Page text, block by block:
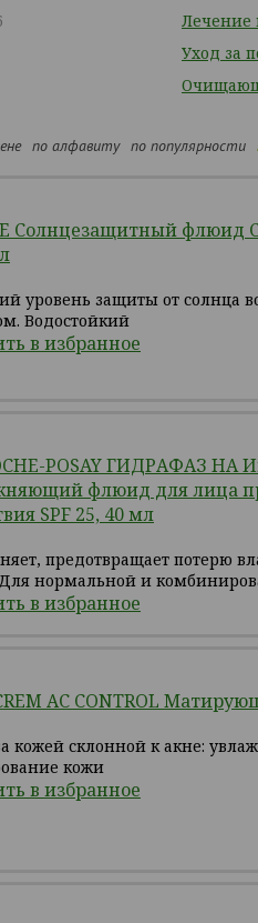
Лечение
Уход за
по алфавиту по популярности
Солнцезащитный флюид
уровень защиты от солнца
Водостойкий
в избранное
POSAY ГИДРАФАЗ HA
флюид для лица
SPF 25, 40 мл
предотвращает потерю
нормальной и
в избранное
АС CONTROL
кожей склонной к акне:
кожи
в избранное